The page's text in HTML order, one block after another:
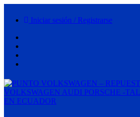
contenido
Iniciar sesión / Registrarse